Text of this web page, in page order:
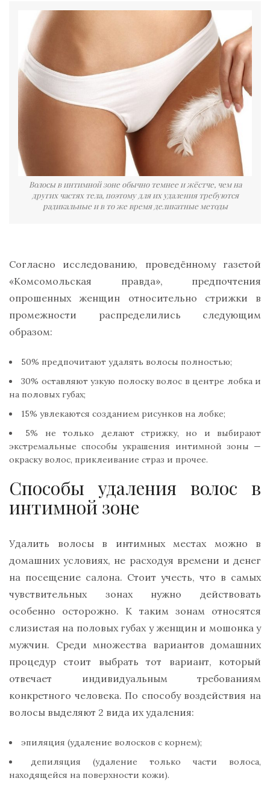
Волосы в интимной зоне обычно темнее и жёстче, чем на
других частях тела, поэтому для их удаления требуются
радикальные и в то же время деликатные методы
Согласно исследованию, проведённому газетой
«Комсомольская правда», предпочтения
опрошенных женщин относительно стрижки в
промежности распределились следующим
образом:
50% предпочитают удалять волосы полностью;
30% оставляют узкую полоску волос в центре лобка и
на половых губах;
15% увлекаются созданием рисунков на лобке;
5% не только делают стрижку, но и выбирают
экстремальные способы украшения интимной зоны —
окраску волос, приклеивание страз и прочее.
Способы удаления волос в
интимной зоне
Удалить волосы в интимных местах можно в
домашних условиях, не расходуя времени и денег
на посещение салона. Стоит учесть, что в самых
чувствительных зонах нужно действовать
особенно осторожно. К таким зонам относятся
слизистая на половых губах у женщин и мошонка у
мужчин. Среди множества вариантов домашних
процедур стоит выбрать тот вариант, который
отвечает индивидуальным требованиям
конкретного человека. По способу воздействия на
волосы выделяют 2 вида их удаления:
эпиляция (удаление волосков с корнем);
депиляция (удаление только части волоса,
находящейся на поверхности кожи).